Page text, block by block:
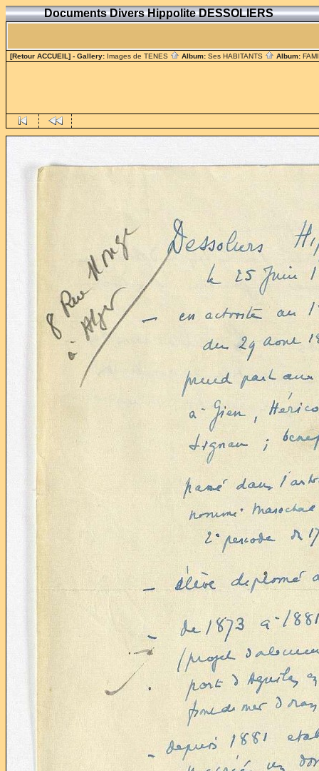
Documents Divers Hippolite DESSOLIERS
[Retour ACCUEIL] - Gallery: Images de TENES Album: Ses HABITANTS Album: